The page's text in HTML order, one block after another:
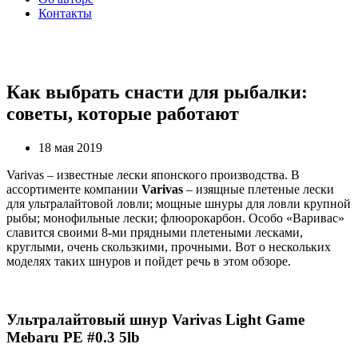
Контакты
Как выбрать снасти для рыбалки:
советы, которые работают
18 мая 2019
Varivas – известные лески японского производства. В
ассортименте компании Varivas – изящные плетеные лески
для ультралайтовой ловли; мощные шнуры для ловли крупной
рыбы; монофильные лески; флюорокарбон. Особо «Варивас»
славится своими 8-ми прядными плетеными лесками,
круглыми, очень скользкими, прочными. Вот о нескольких
моделях таких шнуров и пойдет речь в этом обзоре.
Ультралайтовый шнур Varivas Light Game
Mebaru PE #0.3 5lb